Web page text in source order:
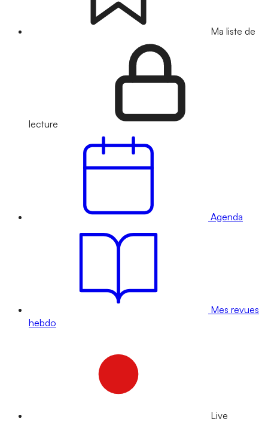
Ma liste de
lecture
Agenda
Mes revues
hebdo
Live